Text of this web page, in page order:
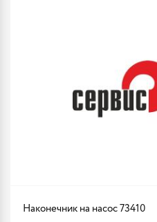
Наконечник на насос 73410